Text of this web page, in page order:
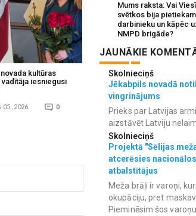
kultūras
iesniegusi
, 2026 0
Mums raksta: Vai
svētkos bija
darbinieku un kāpēc
NMPD brigāde?
JAUNĀKIE
Skolnieciņš
Jēkabpils novadā
vingrinājums
Prieks par Latvijas
aizstāvēt Latviju
Skolnieciņš
Projektā "Sēlijas
atcerēsies
atbalstītājus
Meža brāļi ir varoņi,
okupāciju, pret
Pieminēsim šos